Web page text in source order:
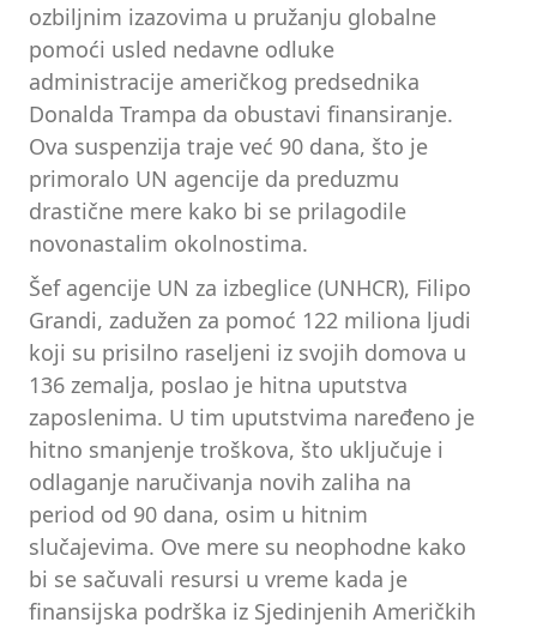
ozbiljnim izazovima u pružanju globalne
pomoći usled nedavne odluke
administracije američkog predsednika
Donalda Trampa da obustavi finansiranje.
Ova suspenzija traje već 90 dana, što je
primoralo UN agencije da preduzmu
drastične mere kako bi se prilagodile
novonastalim okolnostima.
Šef agencije UN za izbeglice (UNHCR), Filipo
Grandi, zadužen za pomoć 122 miliona ljudi
koji su prisilno raseljeni iz svojih domova u
136 zemalja, poslao je hitna uputstva
zaposlenima. U tim uputstvima naređeno je
hitno smanjenje troškova, što uključuje i
odlaganje naručivanja novih zaliha na
period od 90 dana, osim u hitnim
slučajevima. Ove mere su neophodne kako
bi se sačuvali resursi u vreme kada je
finansijska podrška iz Sjedinjenih Američkih